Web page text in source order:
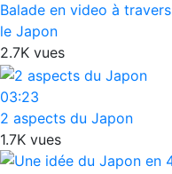
Balade en video à travers
le Japon
2.7K vues
03:23
2 aspects du Japon
1.7K vues